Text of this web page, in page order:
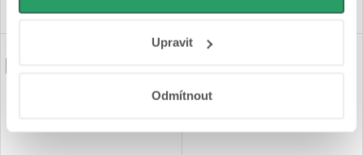
osobní údaje najdete na stránkách
Upravit
Odmítnout
NOVINKA